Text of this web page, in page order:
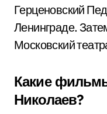
Герценовский
Ленинграде.
Московский
Какие
Николаев?